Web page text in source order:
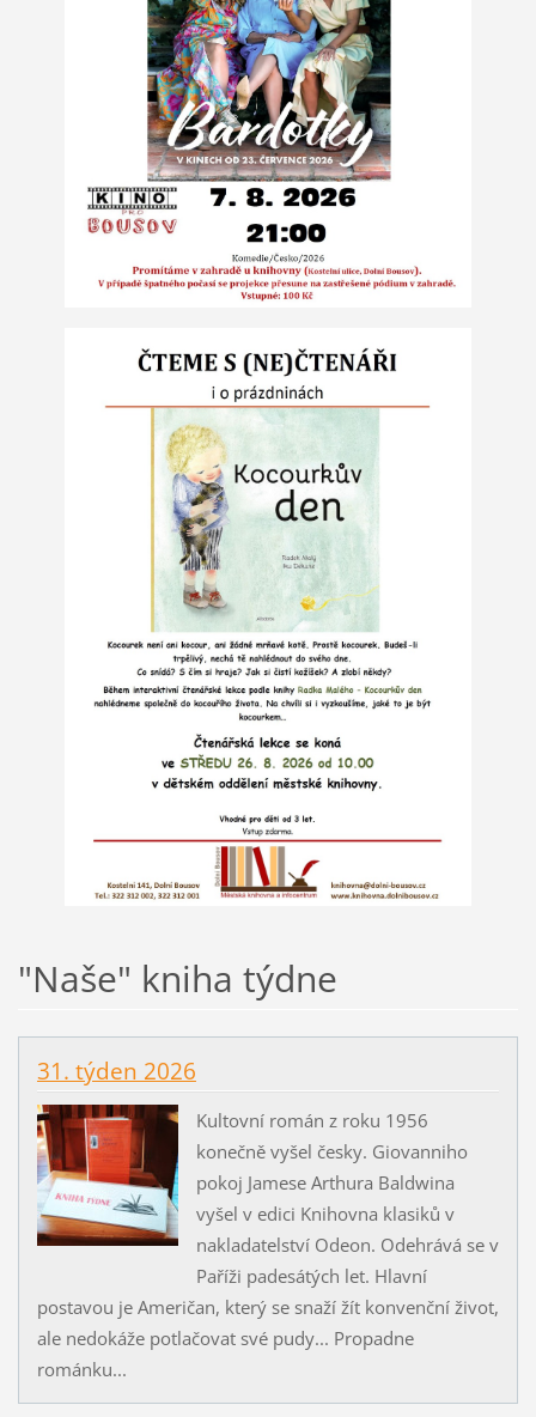
"Naše" kniha týdne
31. týden 2026
Kultovní román z roku 1956
konečně vyšel česky. Giovanniho
pokoj Jamese Arthura Baldwina
vyšel v edici Knihovna klasiků v
nakladatelství Odeon. Odehrává se v
Paříži padesátých let. Hlavní
postavou je Američan, který se snaží žít konvenční život,
ale nedokáže potlačovat své pudy... Propadne
románku...